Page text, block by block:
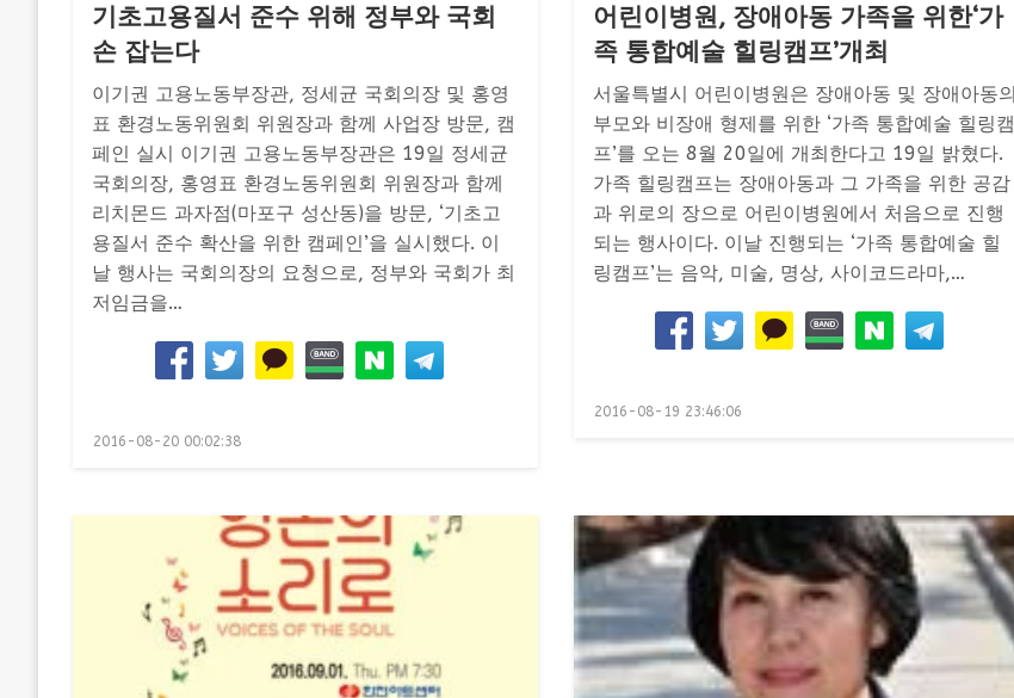
기초고용질서 준수 위해 정부와 국회
손 잡는다
이기권 고용노동부장관, 정세균 국회의장 및 홍영
표 환경노동위원회 위원장과 함께 사업장 방문, 캠
페인 실시 이기권 고용노동부장관은 19일 정세균
국회의장, 홍영표 환경노동위원회 위원장과 함께
리치몬드 과자점(마포구 성산동)을 방문, ‘기초고
용질서 준수 확산을 위한 캠페인’을 실시했다. 이
날 행사는 국회의장의 요청으로, 정부와 국회가 최
저임금을…
Posted
2016-08-20 00:02:38
어린이병원, 장애아동 가족을 위한‘가
족 통합예술 힐링캠프’개최
서울특별시 어린이병원은 장애아동 및 장애아동의
부모와 비장애 형제를 위한 ‘가족 통합예술 힐링캠
프’를 오는 8월 20일에 개최한다고 19일 밝혔다.
가족 힐링캠프는 장애아동과 그 가족을 위한 공감
과 위로의 장으로 어린이병원에서 처음으로 진행
되는 행사이다. 이날 진행되는 ‘가족 통합예술 힐
링캠프’는 음악, 미술, 명상, 사이코드라마,…
Posted
2016-08-19 23:46:06